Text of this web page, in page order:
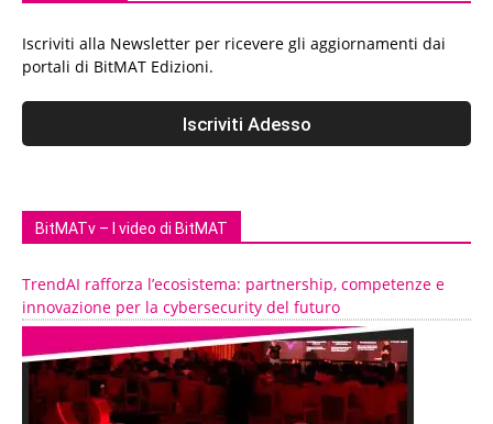
Iscriviti alla Newsletter per ricevere gli aggiornamenti dai
portali di BitMAT Edizioni.
BitMATv – I video di BitMAT
TrendAI rafforza l’ecosistema: partnership, competenze e
innovazione per la cybersecurity del futuro